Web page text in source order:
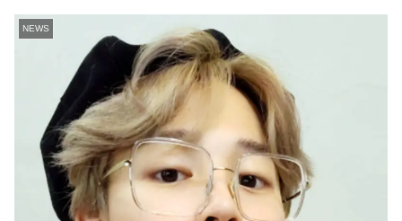
NEWS